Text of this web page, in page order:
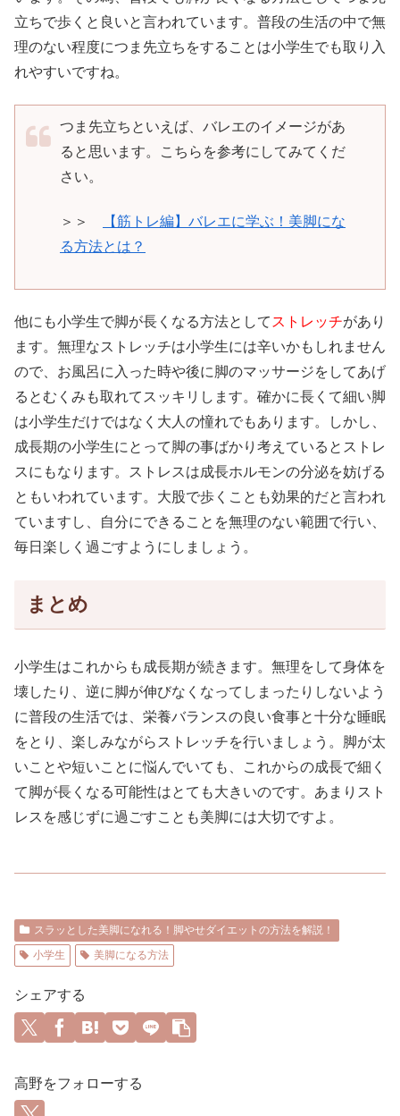
立ちで歩くと良いと言われています。普段の生活の中で無
理のない程度につま先立ちをすることは小学生でも取り入
れやすいですね。
つま先立ちといえば、バレエのイメージがあ
ると思います。こちらを参考にしてみてくだ
さい。
＞＞
【筋トレ編】バレエに学ぶ！美脚にな
る方法とは？
他にも小学生で脚が長くなる方法として ストレッチがあり
ます。無理なストレッチは小学生には辛いかもしれません
ので、お風呂に入った時や後に脚のマッサージをしてあげ
るとむくみも取れてスッキリします。確かに長くて細い脚
は小学生だけではなく大人の憧れでもあります。しかし、
成長期の小学生にとって脚の事ばかり考えているとストレ
スにもなります。ストレスは成長ホルモンの分泌を妨げる
ともいわれています。大股で歩くことも効果的だと言われ
ていますし、自分にできることを無理のない範囲で行い、
毎日楽しく過ごすようにしましょう。
まとめ
小学生はこれからも成長期が続きます。無理をして身体を
壊したり、逆に脚が伸びなくなってしまったりしないよう
に普段の生活では、栄養バランスの良い食事と十分な睡眠
をとり、楽しみながらストレッチを行いましょう。脚が太
いことや短いことに悩んでいても、これからの成長で細く
て脚が長くなる可能性はとても大きいのです。あまりスト
レスを感じずに過ごすことも美脚には大切ですよ。
スラッとした美脚になれる！脚やせダイエットの方法を解説！
小学生
美脚になる方法
シェアする
高野をフォローする